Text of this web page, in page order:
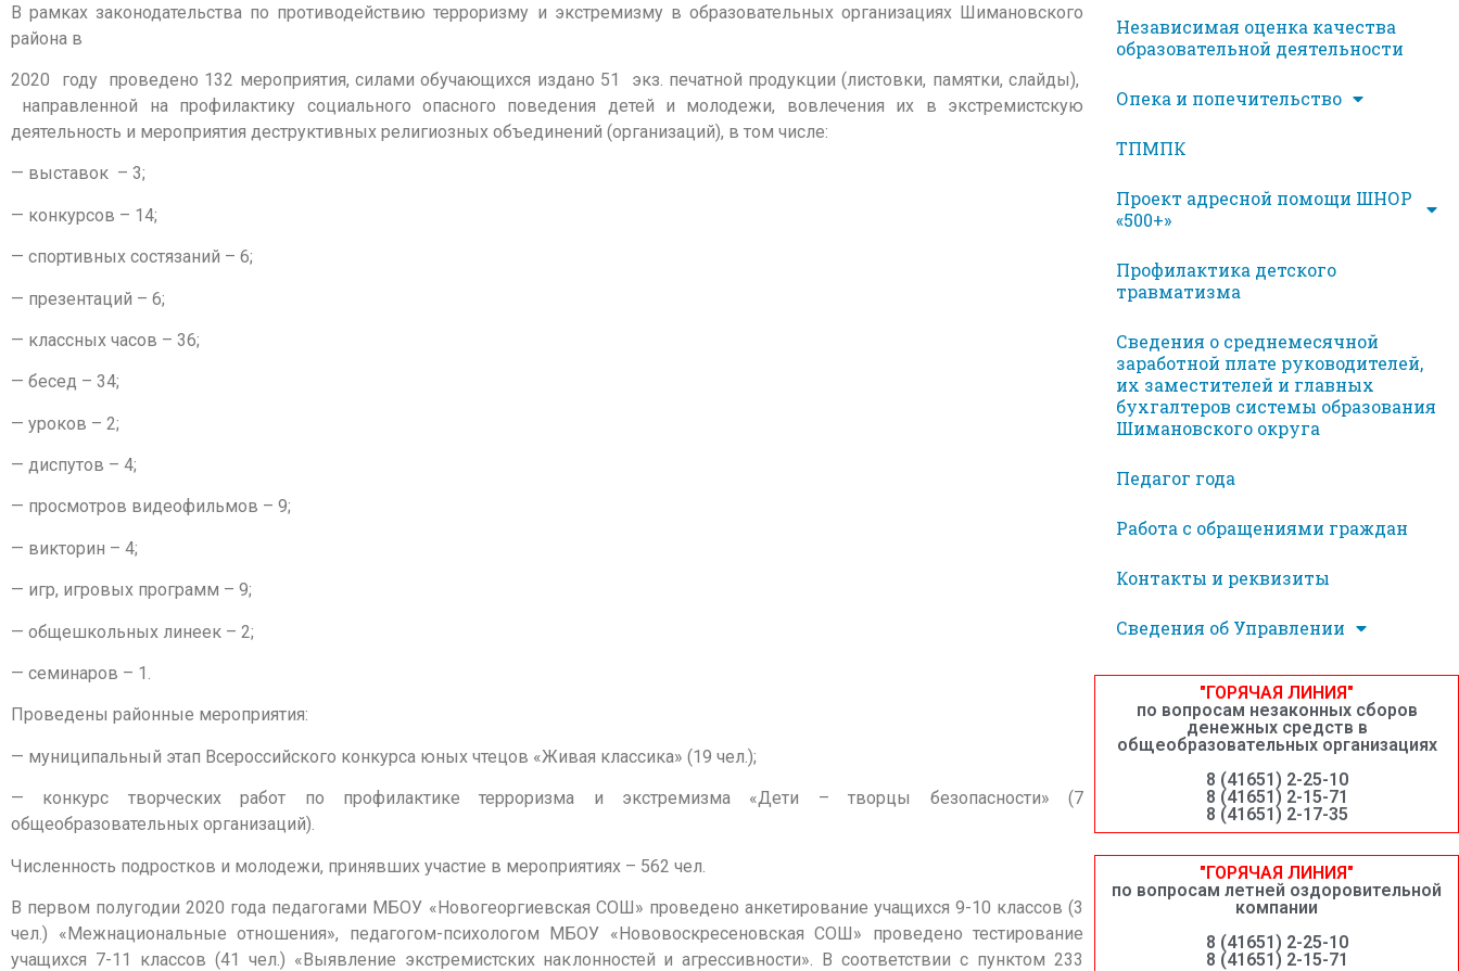
В рамках законодательства по противодействию терроризму и экстремизму в образовательных организациях Шимановского
района в
2020 году проведено 132 мероприятия, силами обучающихся издано 51 экз. печатной продукции (листовки, памятки, слайды),
направленной на профилактику социального опасного поведения детей и молодежи, вовлечения их в экстремистскую
деятельность и мероприятия деструктивных религиозных объединений (организаций), в том числе:
— выставок – 3;
— конкурсов – 14;
— спортивных состязаний – 6;
— презентаций – 6;
— классных часов – 36;
— бесед – 34;
— уроков – 2;
— диспутов – 4;
— просмотров видеофильмов – 9;
— викторин – 4;
— игр, игровых программ – 9;
— общешкольных линеек – 2;
— семинаров – 1.
Проведены районные мероприятия:
— муниципальный этап Всероссийского конкурса юных чтецов «Живая классика» (19 чел.);
— конкурс творческих работ по профилактике терроризма и экстремизма «Дети – творцы безопасности» (7
общеобразовательных организаций).
Численность подростков и молодежи, принявших участие в мероприятиях – 562 чел.
В первом полугодии 2020 года педагогами МБОУ «Новогеоргиевская СОШ» проведено анкетирование учащихся 9-10 классов (3
чел.) «Межнациональные отношения», педагогом-психологом МБОУ «Нововоскресеновская СОШ» проведено тестирование
учащихся 7-11 классов (41 чел.) «Выявление экстремистских наклонностей и агрессивности». В соответствии с пунктом 233
Независимая оценка качества
образовательной деятельности
Опека и попечительство
ТПМПК
Проект адресной помощи ШНОР
«500+»
Профилактика детского
травматизма
Сведения о среднемесячной
заработной плате руководителей,
их заместителей и главных
бухгалтеров системы образования
Шимановского округа
Педагог года
Работа с обращениями граждан
Контакты и реквизиты
Сведения об Управлении
"ГОРЯЧАЯ ЛИНИЯ"
по вопросам незаконных сборов
денежных средств в
общеобразовательных организациях
8 (41651) 2-25-10
8 (41651) 2-15-71
8 (41651) 2-17-35
"ГОРЯЧАЯ ЛИНИЯ"
по вопросам летней оздоровительной
компании
8 (41651) 2-25-10
8 (41651) 2-15-71